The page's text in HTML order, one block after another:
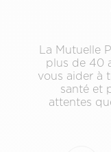
La Mutuelle
plus de 40
vous aider à
santé et
attentes